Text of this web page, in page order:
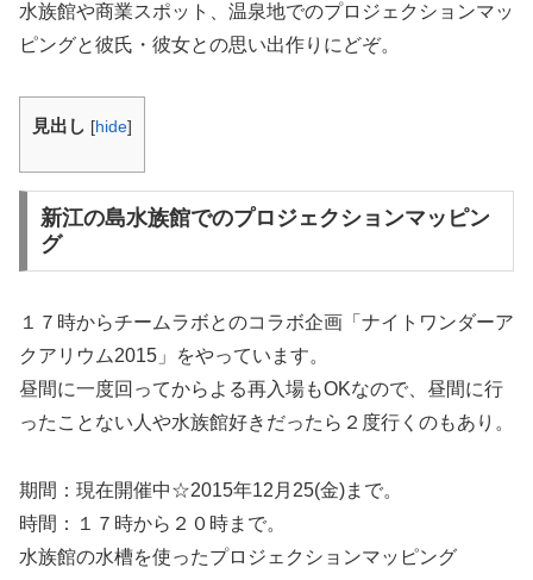
水族館や商業スポット、温泉地でのプロジェクションマッ
ピングと彼氏・彼女との思い出作りにどぞ。
見出し [hide]
新江の島水族館でのプロジェクションマッピン
グ
１７時からチームラボとのコラボ企画「ナイトワンダーア
クアリウム2015」をやっています。
昼間に一度回ってからよる再入場もOKなので、昼間に行
ったことない人や水族館好きだったら２度行くのもあり。
期間：現在開催中☆2015年12月25(金)まで。
時間：１７時から２０時まで。
水族館の水槽を使ったプロジェクションマッピング